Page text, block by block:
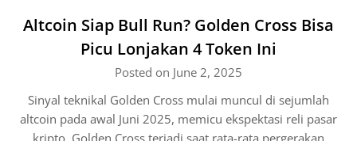
Altcoin Siap Bull Run? Golden Cross Bisa
Picu Lonjakan 4 Token Ini
Posted on June 2, 2025
Sinyal teknikal Golden Cross mulai muncul di sejumlah
altcoin pada awal Juni 2025, memicu ekspektasi reli pasar
kripto. Golden Cross terjadi saat rata-rata pergerakan